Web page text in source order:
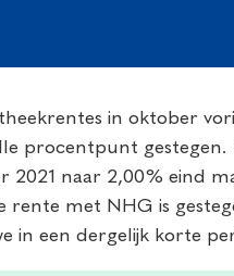
in oktober
procentpunt
2021 naar 2,00% eind
rente met NHG is
in een dergelijk korte